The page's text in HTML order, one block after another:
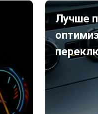
Лучше